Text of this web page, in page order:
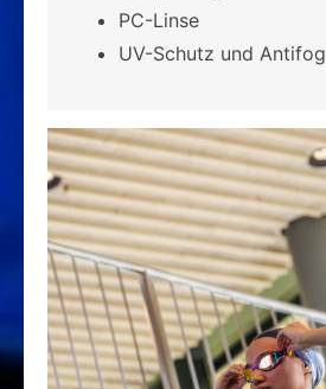
PC-Linse
UV-Schutz und Antifog